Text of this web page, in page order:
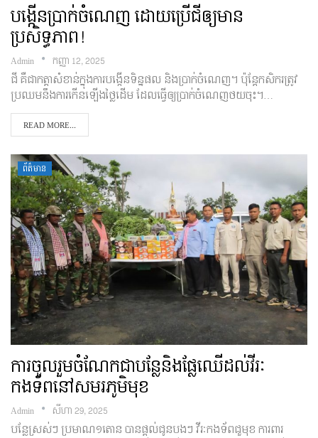
បង្កើនប្រាក់ចំណេញ ដោយប្រើជីឲ្យមាន
ប្រសិទ្ធភាព!
Admin កញ្ញា 12, 2025
ជី គឺជាកត្តាសំខាន់ក្នុងការបង្កើនទិន្នផល និងប្រាក់ចំណេញ។ ប៉ុន្តែកសិករត្រូវ
ប្រឈមនឹងការកើនឡើងថ្លៃដើម ដែលធ្វើឲ្យប្រាក់ចំណេញថយចុះ។…
READ MORE...
ព័ត៌មាន
ការចូលរួមចំណែកជាបន្លែនិងផ្លែឈើដល់វីរៈ
កងទ័ពនៅសមរភូមិមុខ
Admin សីហា 29, 2025
បន្លែស្រស់ៗ ប្រមាណ១តោន បានផ្តល់ជូនបងៗ វីរៈកងទ័ពជួមុខ ការពារ